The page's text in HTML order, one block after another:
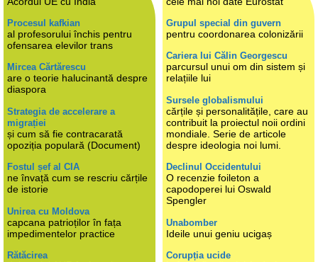
Procesul kafkian
al profesorului închis pentru
ofensarea elevilor trans
Mircea Cărtărescu
are o teorie halucinantă despre
diaspora
Strategia de accelerare a
migrației
și cum să fie contracarată
opoziția populară (Document)
Fostul șef al CIA
ne învață cum se rescriu cărțile
de istorie
Unirea cu Moldova
capcana patrioților în fața
impedimentelor practice
Rătăcirea
Grupul special din guvern
pentru coordonarea colonizării
Cariera lui Călin Georgescu
parcursul unui om din sistem și
relațiile lui
Sursele globalismului
cărțile și personalitățile, care au
contribuit la proiectul noii ordini
mondiale. Serie de articole
despre ideologia noi lumi.
Declinul Occidentului
O recenzie foileton a
capodoperei lui Oswald
Spengler
Unabomber
Ideile unui geniu ucigaș
Corupția ucide